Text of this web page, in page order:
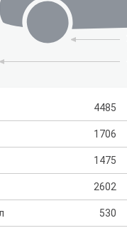
4485
1706
1475
2602
530